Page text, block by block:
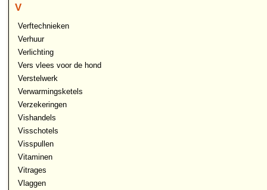
V
Verftechnieken
Verhuur
Verlichting
Vers vlees voor de hond
Verstelwerk
Verwarmingsketels
Verzekeringen
Vishandels
Visschotels
Visspullen
Vitaminen
Vitrages
Vlaggen